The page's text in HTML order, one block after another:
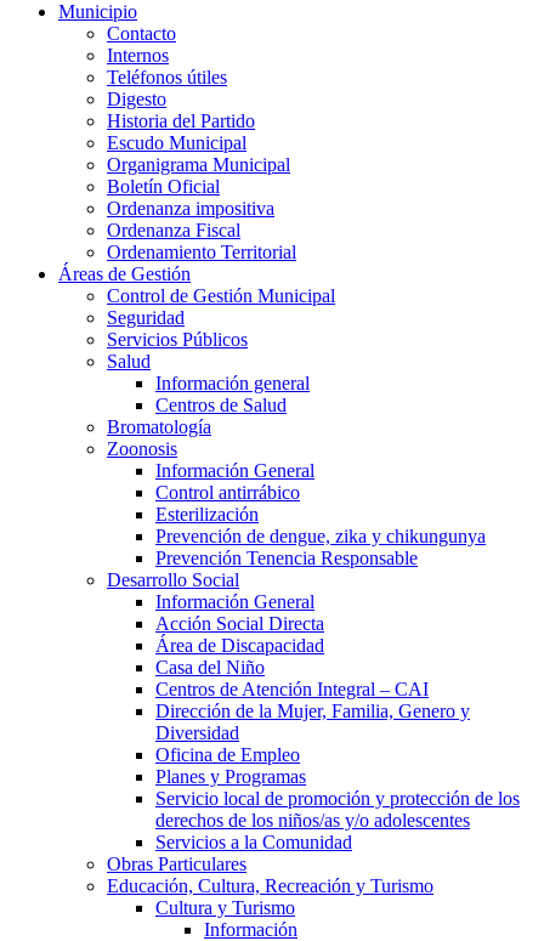
Municipio
Contacto
Internos
Teléfonos útiles
Digesto
Historia del Partido
Escudo Municipal
Organigrama Municipal
Boletín Oficial
Ordenanza impositiva
Ordenanza Fiscal
Ordenamiento Territorial
Áreas de Gestión
Control de Gestión Municipal
Seguridad
Servicios Públicos
Salud
Información general
Centros de Salud
Bromatología
Zoonosis
Información General
Control antirrábico
Esterilización
Prevención de dengue, zika y chikungunya
Prevención Tenencia Responsable
Desarrollo Social
Información General
Acción Social Directa
Área de Discapacidad
Casa del Niño
Centros de Atención Integral – CAI
Dirección de la Mujer, Familia, Genero y
Diversidad
Oficina de Empleo
Planes y Programas
Servicio local de promoción y protección de los
derechos de los niños/as y/o adolescentes
Servicios a la Comunidad
Obras Particulares
Educación, Cultura, Recreación y Turismo
Cultura y Turismo
Información